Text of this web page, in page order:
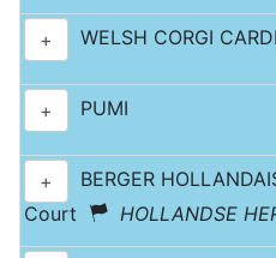
+ WELSH CORGI
+ PUMI
+
BERGER
Court
HOLLANDSE